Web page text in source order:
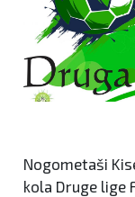
Nogometaši
kola Druge lige